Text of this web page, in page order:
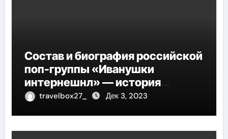
Состав и биография российской
поп-группы «Иванушки
интернешнл» — история
успеха, музыка и судьбы
travelbox27_ Дек 3, 2023